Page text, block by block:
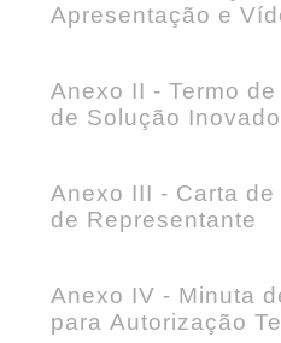
Apresentação e
Anexo II - Termo
de Solução
Anexo III - Carta de
de Representante
Anexo IV - Minuta
para Autorização